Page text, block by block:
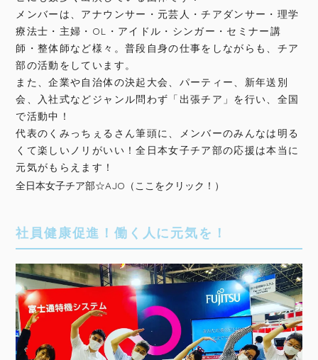
メンバーは、アナウンサー・元芸人・チアダンサー・理学
療法士・主婦・OL・アイドル・シンガー・セミナー講
師・整体師など様々。普段自身の仕事をしながらも、チア
部の活動をしています。
また、企業や自治体の決起大会、パーティー、新年送別
会、入社式などジャンル問わず「出張チア」を行い、全国
で活動中！
代表のくみっちぇるさん筆頭に、メンバーのみんなは明る
くて楽しいノリがいい！全日本女子チア部の応援は本当に
元気がもらえます！
全日本女子チア部☆AJO（ここをクリック！）
社員健康促進！働く人に元気を！